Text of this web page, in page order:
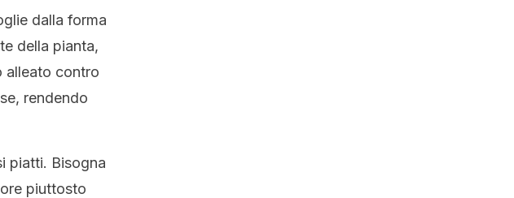
dalla forma
della pianta,
alleato contro
rendendo
piatti. Bisogna
piuttosto